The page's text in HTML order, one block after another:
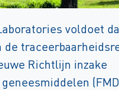
voldoet
de
Richtlijn inzake